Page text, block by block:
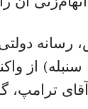
رسانه
(چهارشنبه، ۱۲
آقای